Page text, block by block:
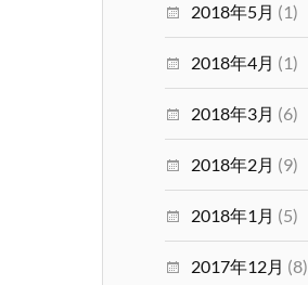
2018年5月 (1)
2018年4月 (1)
2018年3月 (6)
2018年2月 (9)
2018年1月 (5)
2017年12月 (8)